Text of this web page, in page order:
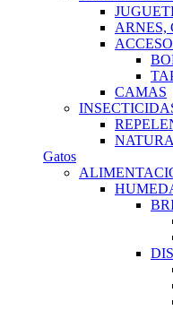
ARNES,
CAMAS
Gatos